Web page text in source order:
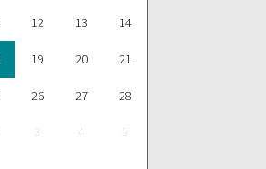
12 13 14
19 20 21
26 27 28
3 4 5